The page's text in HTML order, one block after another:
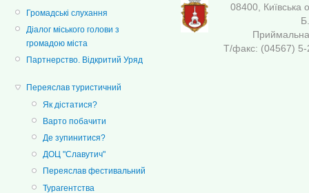
Громадські слухання
Діалог міського голови з
громадою міста
Партнерство. Відкритий Уряд
Переяслав туристичний
Як дістатися?
Варто побачити
Де зупинитися?
ДОЦ "Славутич"
Переяслав фестивальний
Турагентства
08400, Київська
Т/факс: